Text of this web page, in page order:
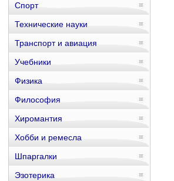
Спорт
Технические науки
Транспорт и авиация
Учебники
Физика
Философия
Хиромантия
Хобби и ремесла
Шпаргалки
Эзотерика